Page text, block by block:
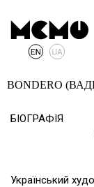
BONDERO
БІОГРАФІЯ
Український